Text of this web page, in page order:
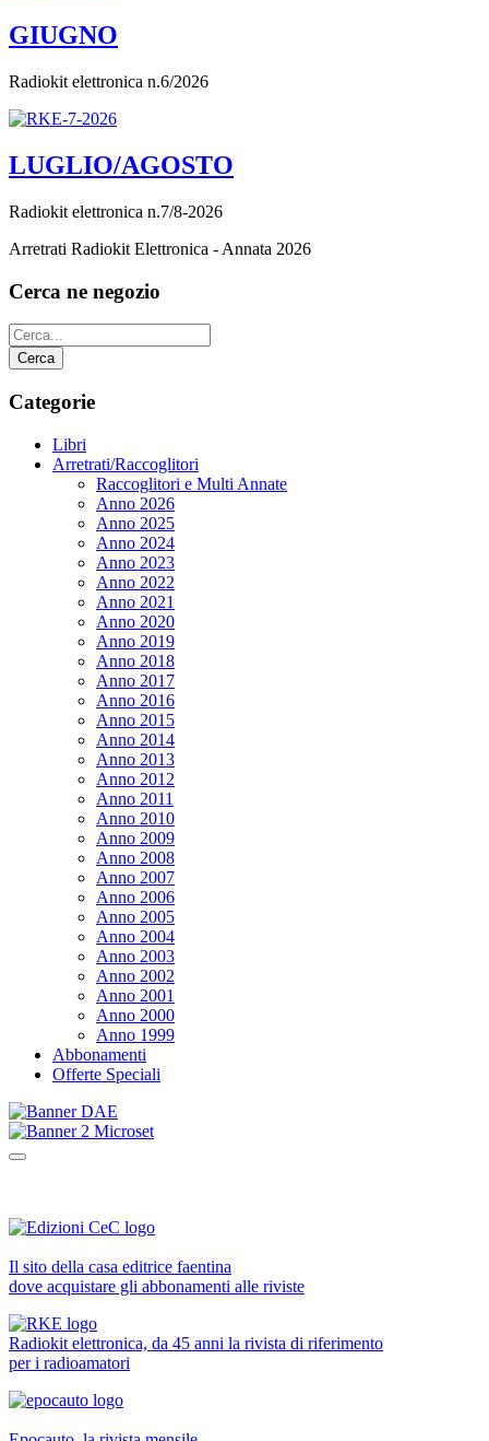
GIUGNO
Radiokit elettronica n.6/2026
LUGLIO/AGOSTO
Radiokit elettronica n.7/8-2026
Arretrati Radiokit Elettronica - Annata 2026
Cerca ne negozio
Categorie
Libri
Arretrati/Raccoglitori
Raccoglitori e Multi Annate
Anno 2026
Anno 2025
Anno 2024
Anno 2023
Anno 2022
Anno 2021
Anno 2020
Anno 2019
Anno 2018
Anno 2017
Anno 2016
Anno 2015
Anno 2014
Anno 2013
Anno 2012
Anno 2011
Anno 2010
Anno 2009
Anno 2008
Anno 2007
Anno 2006
Anno 2005
Anno 2004
Anno 2003
Anno 2002
Anno 2001
Anno 2000
Anno 1999
Abbonamenti
Offerte Speciali
Il sito della casa editrice faentina
dove acquistare gli abbonamenti alle riviste
Radiokit elettronica, da 45 anni la rivista di riferimento
per i radioamatori